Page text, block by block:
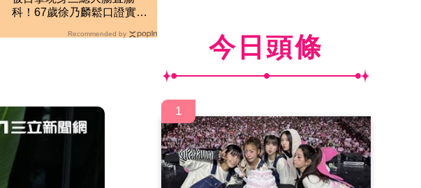
科！67歲徐乃麟鬆口證實
Recommended by 今日頭條
1